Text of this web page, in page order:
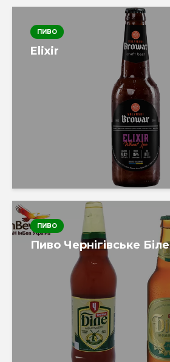
ПИВО
Elixir
ПИВО
Пиво Чернігівське Біле